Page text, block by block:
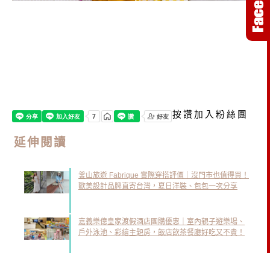
按讚加入粉絲團
延伸閱讀
釜山旅遊 Fabrique 實際穿搭評價｜沒門市也值得買！
歐美設計品牌直寄台灣，夏日洋裝、包包一次分享
嘉義樂億皇家渡假酒店團購優惠｜室內親子遊樂場、
戶外泳池、彩繪主題房，飯店飲茶餐廳好吃又不貴！